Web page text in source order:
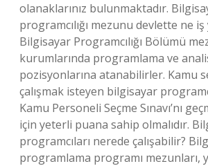
olanaklarınız bulunmaktadır.
programcılığı mezunu devlette ne iş
Bilgisayar Programcılığı Bölümü
kurumlarında programlama ve
pozisyonlarına atanabilirler. Kamu
çalışmak isteyen bilgisayar
Kamu Personeli Seçme Sınavı’nı
için yeterli puana sahip olmalıdır.
programcıları nerede çalışabilir?
programlama programı mezunları,